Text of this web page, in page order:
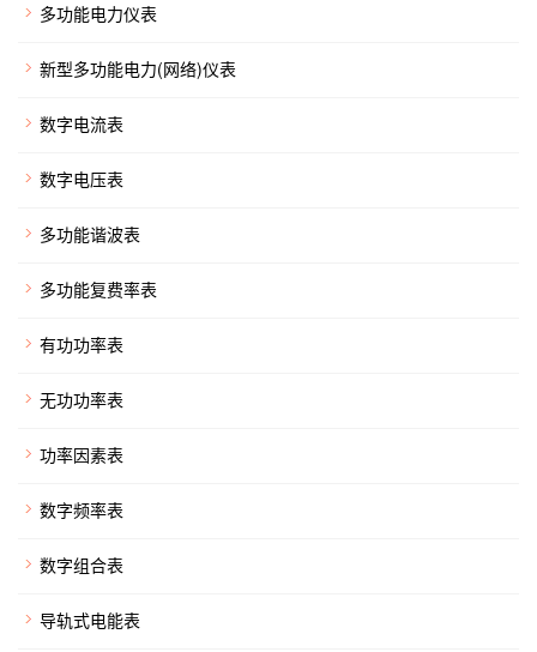
多功能电力仪表
新型多功能电力(网络)仪表
数字电流表
数字电压表
多功能谐波表
多功能复费率表
有功功率表
无功功率表
功率因素表
数字频率表
数字组合表
导轨式电能表